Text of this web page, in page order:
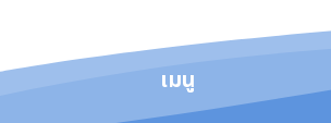
เมนู